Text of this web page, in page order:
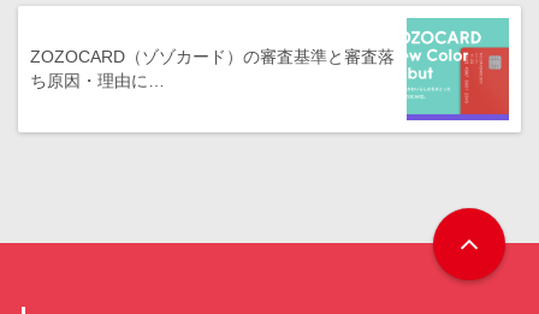
ZOZOCARD（ゾゾカード）の審査基準と審査落
ち原因・理由に…